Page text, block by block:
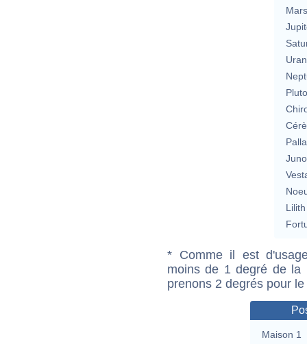
Mars
Lilith
* Comme il est
moins de 1 degré de la
prenons 2 degrés pour
Maison 1